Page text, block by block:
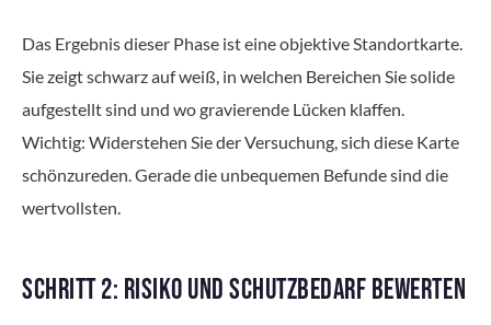
Das Ergebnis dieser Phase ist eine objektive Standortkarte.
Sie zeigt schwarz auf weiß, in welchen Bereichen Sie solide
aufgestellt sind und wo gravierende Lücken klaffen.
Wichtig: Widerstehen Sie der Versuchung, sich diese Karte
schönzureden. Gerade die unbequemen Befunde sind die
wertvollsten.
SCHRITT 2: RISIKO UND SCHUTZBEDARF BEWERTEN